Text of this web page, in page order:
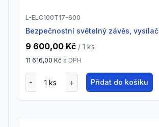
L-ELC100T17-600
Bezpečnostní světelný závěs, vysílač
9 600,00 Kč / 1 ks
11 616,00 Kč s DPH
Přidat do košíku